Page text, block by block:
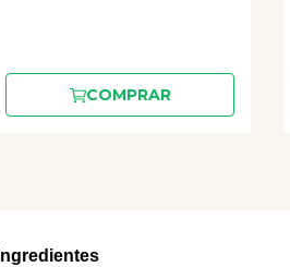
COMPRAR
Ingredientes